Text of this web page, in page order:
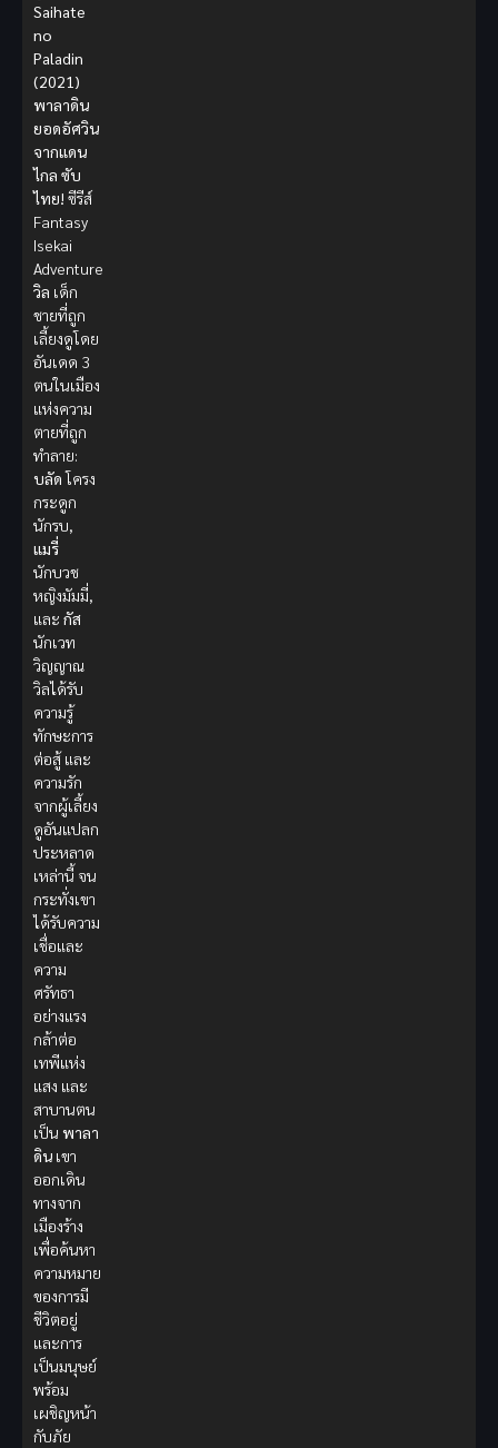
Saihate
no
Paladin
(2021)
พาลาดิน
ยอดอัศวิน
จากแดน
ไกล ซับ
ไทย! ซีรีส์
Fantasy
Isekai
Adventure
วิล เด็ก
ชายที่ถูก
เลี้ยงดูโดย
อันเดด 3
ตนในเมือง
แห่งความ
ตายที่ถูก
ทำลาย:
บลัดโครง
กระดูก
นักรบ,
แมรี่
นักบวช
หญิงมัมมี่,
และ กัส
นักเวท
วิญญาณ
วิลได้รับ
ความรู้
ทักษะการ
ต่อสู้ และ
ความรัก
จากผู้เลี้ยง
ดูอันแปลก
ประหลาด
เหล่านี้ จน
กระทั่งเขา
ได้รับความ
เชื่อและ
ความ
ศรัทธา
อย่างแรง
กล้าต่อ
เทพีแห่ง
แสง และ
สาบานตน
เป็น พาลา
ดิน เขา
ออกเดิน
ทางจาก
เมืองร้าง
เพื่อค้นหา
ความหมาย
ของการมี
ชีวิตอยู่
และการ
เป็นมนุษย์
พร้อม
เผชิญหน้า
กับภัย